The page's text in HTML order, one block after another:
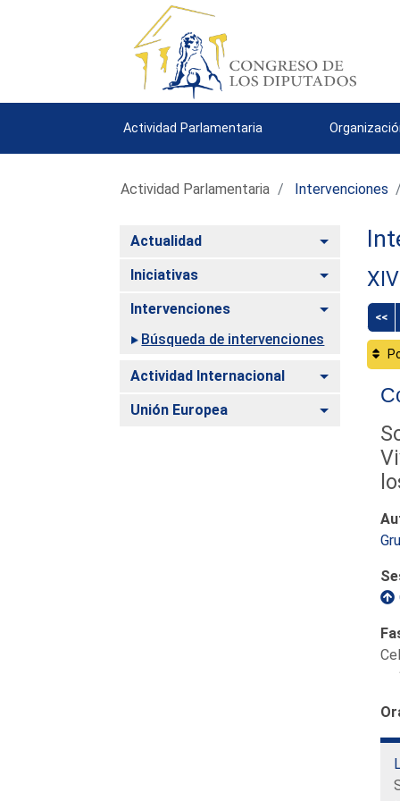
Actividad Parlamentaria
Actividad Parlamentaria Intervenciones
Actualidad Alternar
Iniciativas Alternar
Intervenciones
Alternar
Búsqueda de intervenciones
Actividad Internacional Alternar
Unión Europea Alternar
<<